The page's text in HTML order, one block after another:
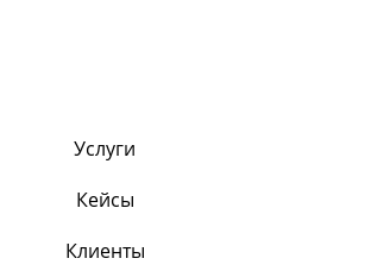
Услуги
Кейсы
Клиенты